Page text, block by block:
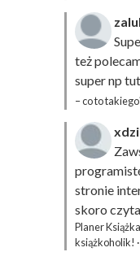
też
super np
– co to
stronie
skoro
Planer
książkoholik! ·